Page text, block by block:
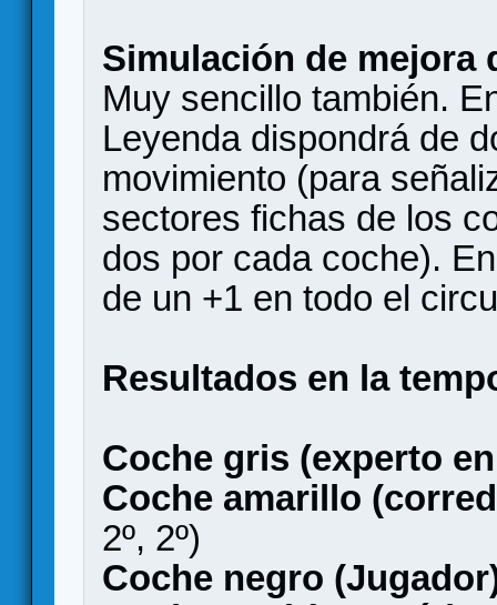
Simulación de mejora
Muy sencillo también.
Leyenda dispondrá de
movimiento (para
sectores fichas de los
dos por cada coche).
de un +1 en todo el
Resultados en la
Coche gris (experto
Coche amarillo
2º, 2º)
Coche negro